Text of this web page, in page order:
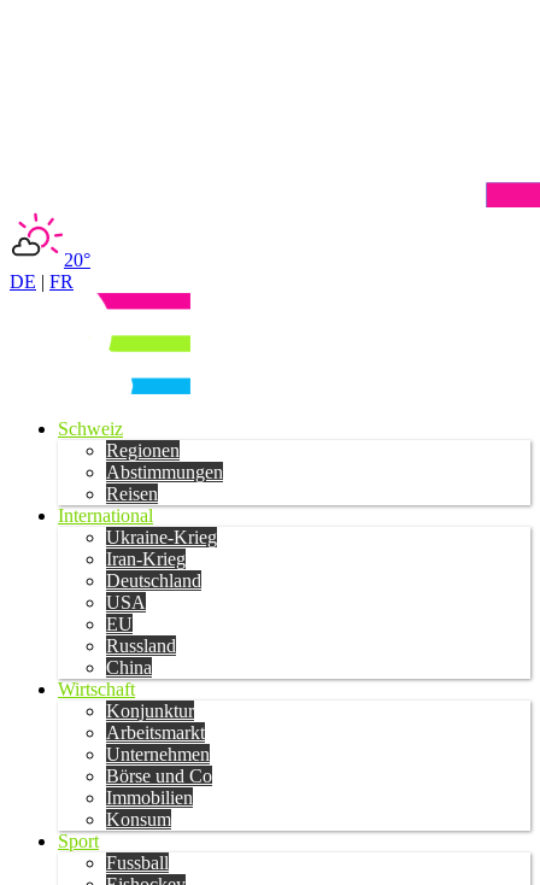
20°
DE | FR
Schweiz
Regionen
Abstimmungen
Reisen
International
Ukraine-Krieg
Iran-Krieg
Deutschland
USA
EU
Russland
China
Wirtschaft
Konjunktur
Arbeitsmarkt
Unternehmen
Börse und Co
Immobilien
Konsum
Sport
Fussball